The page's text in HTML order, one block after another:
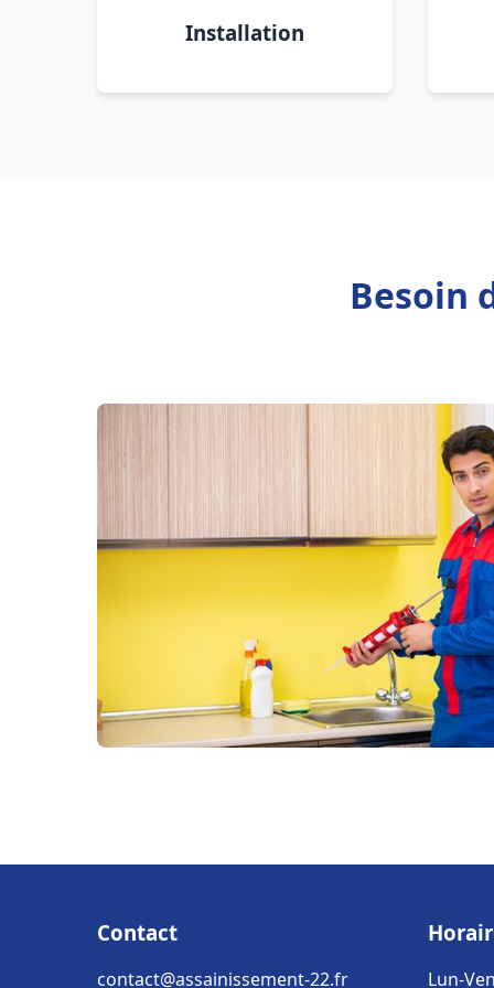
Installation
Besoin
Contact
contact@assainissement-22.fr Lun-